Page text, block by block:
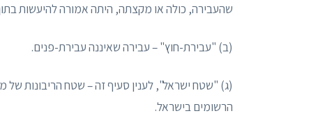
שהעבירה, כולה או מקצתה, היתה אמורה להיעשות
(ב) "עבירת-חוץ" – עבירה שאיננה עבירת-פנים.
(ג) "שטח ישראל", לענין סעיף זה – שטח הריבונות של
הרשומים בישראל.